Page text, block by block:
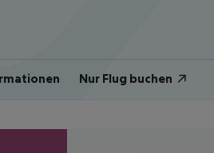
Nur Flug buchen